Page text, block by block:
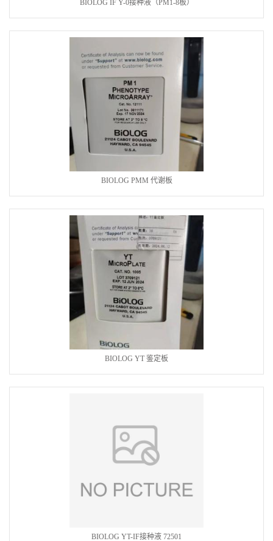
BIOLOG IF Y-0接种液（PM1-8板）
BIOLOG PMM 代谢板
BIOLOG YT 鉴定板
BIOLOG YT-IF接种液 72501